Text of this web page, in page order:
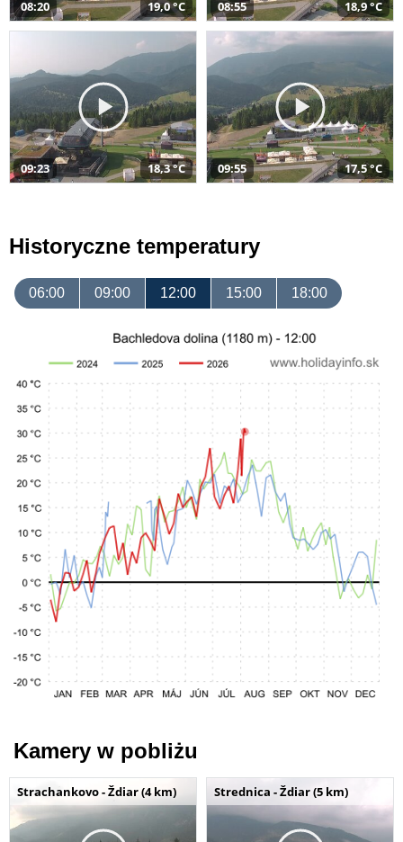
08:20 19,0 °C 08:55 18,9 °C
09:23 18,3 °C 09:55 17,5 °C
Historyczne temperatury
06:00 09:00 12:00 15:00 18:00
Kamery w pobliżu
Strachankovo - Ždiar (4 km) Strednica - Ždiar (5 km)